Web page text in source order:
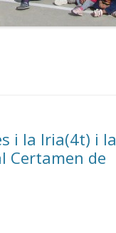
FÒRUM D’ESCOLES VERDES A
i la Iria(4t) i la
Certamen de